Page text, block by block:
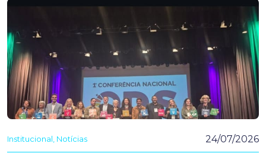
Institucional Notícias 24/07/2026